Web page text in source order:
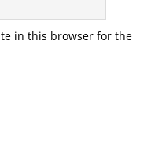
in this browser for the